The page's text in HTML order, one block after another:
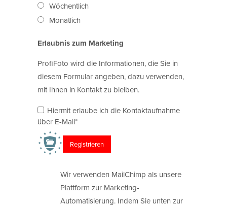
Wöchentlich
Monatlich
Erlaubnis zum Marketing
ProfiFoto wird die Informationen, die Sie in
diesem Formular angeben, dazu verwenden,
mit Ihnen in Kontakt zu bleiben.
Hiermit erlaube ich die Kontaktaufnahme
über E-Mail*
Wir verwenden MailChimp als unsere
Plattform zur Marketing-
Automatisierung. Indem Sie unten zur